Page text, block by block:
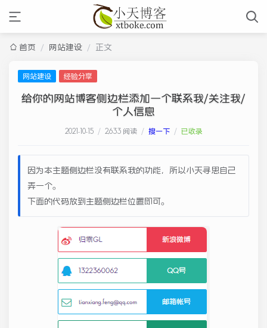
首页 / 网站建设 / 正文
网站建设 经验分享
给你的网站博客侧边栏添加一个联系我/关注我/
个人信息
2021-10-15 / 2,633 阅读 / 搜一下 / 已收录
因为本主题侧边栏没有联系我的功能，所以小天寻思自己
弄一个。
下面的代码放到主题侧边栏位置即可。